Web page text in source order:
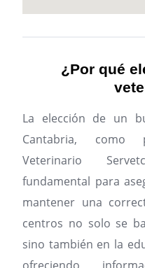
¿Por qué
La elección de un
Cantabria, como
Veterinario
fundamental para
mantener una
centros no solo se
sino también en la